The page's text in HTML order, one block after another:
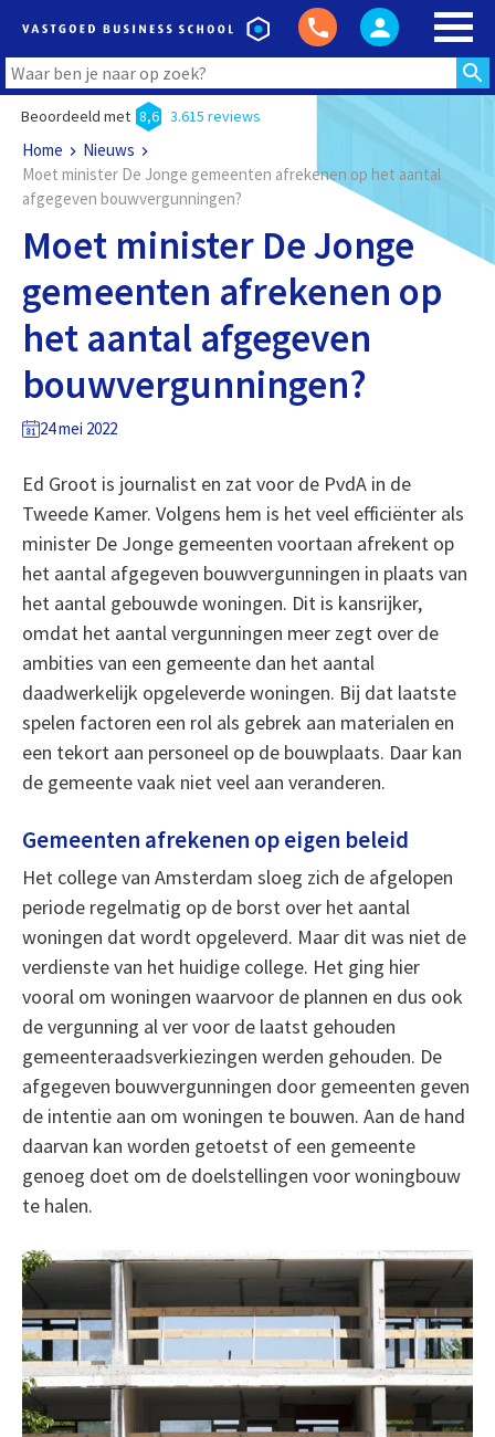
Beoordeeld met 8,6 3.615 reviews
Home
Nieuws
Moet minister De Jonge gemeenten afrekenen op het aantal
afgegeven bouwvergunningen?
Moet minister De Jonge
gemeenten afrekenen op
het aantal afgegeven
bouwvergunningen?
24 mei 2022
Ed Groot is journalist en zat voor de PvdA in de
Tweede Kamer. Volgens hem is het veel efficiënter als
minister De Jonge gemeenten voortaan afrekent op
het aantal afgegeven bouwvergunningen in plaats van
het aantal gebouwde woningen. Dit is kansrijker,
omdat het aantal vergunningen meer zegt over de
ambities van een gemeente dan het aantal
daadwerkelijk opgeleverde woningen. Bij dat laatste
spelen factoren een rol als gebrek aan materialen en
een tekort aan personeel op de bouwplaats. Daar kan
de gemeente vaak niet veel aan veranderen.
Gemeenten afrekenen op eigen beleid
Het college van Amsterdam sloeg zich de afgelopen
periode regelmatig op de borst over het aantal
woningen dat wordt opgeleverd. Maar dit was niet de
verdienste van het huidige college. Het ging hier
vooral om woningen waarvoor de plannen en dus ook
de vergunning al ver voor de laatst gehouden
gemeenteraadsverkiezingen werden gehouden. De
afgegeven bouwvergunningen door gemeenten geven
de intentie aan om woningen te bouwen. Aan de hand
daarvan kan worden getoetst of een gemeente
genoeg doet om de doelstellingen voor woningbouw
te halen.